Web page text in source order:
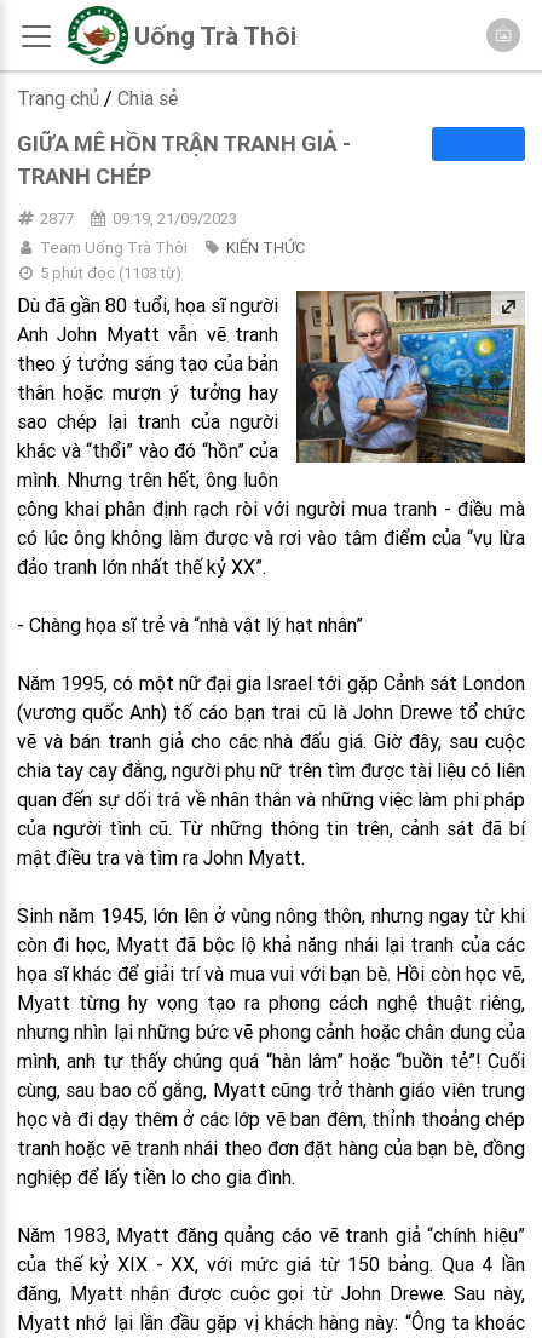
Uống Trà Thôi
Trang chủ / Chia sẻ
GIỮA MÊ HỒN TRẬN TRANH GIẢ -
TRANH CHÉP
2877
09:19, 21/09/2023
Team Uống Trà Thôi
KIẾN THỨC
5 phút đọc(1103từ)
Dù đã gần 80 tuổi, họa sĩ người
Anh John Myatt vẫn vẽ tranh
theo ý tưởng sáng tạo của bản
thân hoặc mượn ý tưởng hay
sao chép lại tranh của người
khác và “thổi” vào đó “hồn” của
mình. Nhưng trên hết, ông luôn
công khai phân định rạch ròi với người mua tranh - điều mà
có lúc ông không làm được và rơi vào tâm điểm của “vụ lừa
đảo tranh lớn nhất thế kỷ XX”.
- Chàng họa sĩ trẻ và “nhà vật lý hạt nhân”
Năm 1995, có một nữ đại gia Israel tới gặp Cảnh sát London
(vương quốc Anh) tố cáo bạn trai cũ là John Drewe tổ chức
vẽ và bán tranh giả cho các nhà đấu giá. Giờ đây, sau cuộc
chia tay cay đắng, người phụ nữ trên tìm được tài liệu có liên
quan đến sự dối trá về nhân thân và những việc làm phi pháp
của người tình cũ. Từ những thông tin trên, cảnh sát đã bí
mật điều tra và tìm ra John Myatt.
Sinh năm 1945, lớn lên ở vùng nông thôn, nhưng ngay từ khi
còn đi học, Myatt đã bộc lộ khả năng nhái lại tranh của các
họa sĩ khác để giải trí và mua vui với bạn bè. Hồi còn học vẽ,
Myatt từng hy vọng tạo ra phong cách nghệ thuật riêng,
nhưng nhìn lại những bức vẽ phong cảnh hoặc chân dung của
mình, anh tự thấy chúng quá “hàn lâm” hoặc “buồn tẻ”! Cuối
cùng, sau bao cố gắng, Myatt cũng trở thành giáo viên trung
học và đi dạy thêm ở các lớp vẽ ban đêm, thỉnh thoảng chép
tranh hoặc vẽ tranh nhái theo đơn đặt hàng của bạn bè, đồng
nghiệp để lấy tiền lo cho gia đình.
Năm 1983, Myatt đăng quảng cáo vẽ tranh giả “chính hiệu”
của thế kỷ XIX - XX, với mức giá từ 150 bảng. Qua 4 lần
đăng, Myatt nhận được cuộc gọi từ John Drewe. Sau này,
Myatt nhớ lại lần đầu gặp vị khách hàng này: “Ông ta khoác